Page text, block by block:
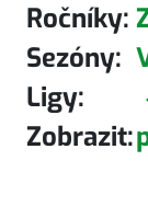
Ročníky:
Sezóny:
Ligy:
Zobrazit: